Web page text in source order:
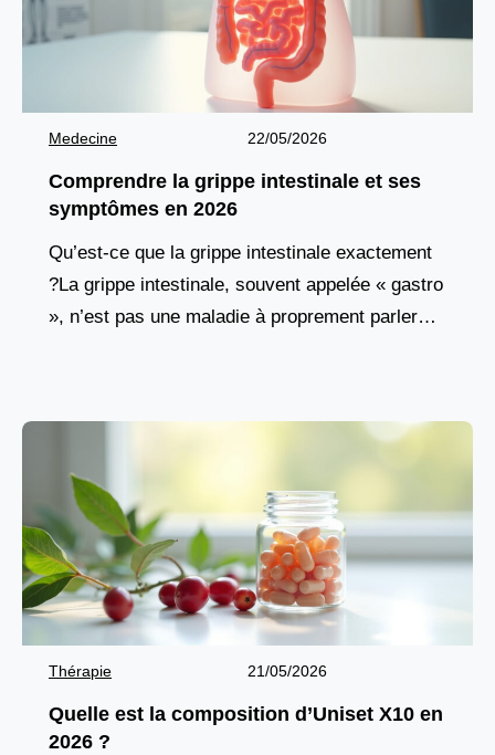
Medecine 22/05/2026
Comprendre la grippe intestinale et ses
symptômes en 2026
Qu’est-ce que la grippe intestinale exactement
?La grippe intestinale, souvent appelée « gastro
», n’est pas une maladie à proprement parler
Thérapie 21/05/2026
Quelle est la composition d’Uniset X10 en
2026 ?